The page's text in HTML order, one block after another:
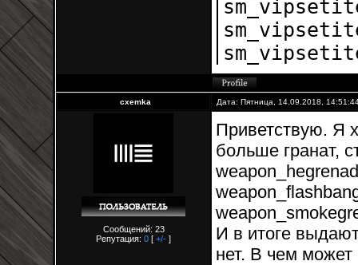
cxemka Дата: Пятница, 14.09.2018,
Сообщений: 23
Репутация: 0 [ +/- ]
Приветствую. Я
больше гранат,
И в итоге
нет. В чем